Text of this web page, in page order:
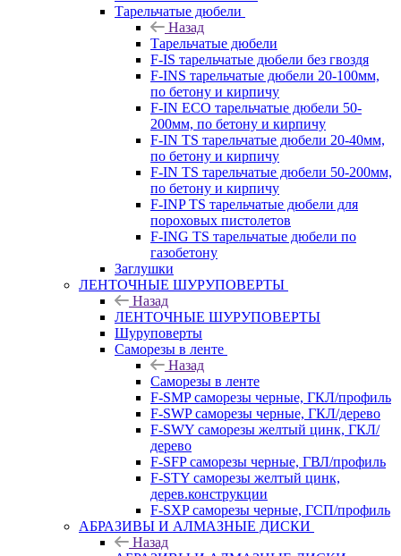
Тарельчатые дюбели
Назад
Тарельчатые дюбели
F-IS тарельчатые дюбели без гвоздя
F-INS тарельчатые дюбели 20-100мм,
по бетону и кирпичу
F-IN ECO тарельчатые дюбели 50-
200мм, по бетону и кирпичу
F-IN TS тарельчатые дюбели 20-40мм,
по бетону и кирпичу
F-IN TS тарельчатые дюбели 50-200мм,
по бетону и кирпичу
F-INP TS тарельчатые дюбели для
пороховых пистолетов
F-ING TS тарельчатые дюбели по
газобетону
Заглушки
ЛЕНТОЧНЫЕ ШУРУПОВЕРТЫ
Назад
ЛЕНТОЧНЫЕ ШУРУПОВЕРТЫ
Шуруповерты
Саморезы в ленте
Назад
Саморезы в ленте
F-SMP саморезы черные, ГКЛ/профиль
F-SWP саморезы черные, ГКЛ/дерево
F-SWY саморезы желтый цинк, ГКЛ/
дерево
F-SFP саморезы черные, ГВЛ/профиль
F-STY саморезы желтый цинк,
дерев.конструкции
F-SXP саморезы черные, ГСП/профиль
АБРАЗИВЫ И АЛМАЗНЫЕ ДИСКИ
Назад